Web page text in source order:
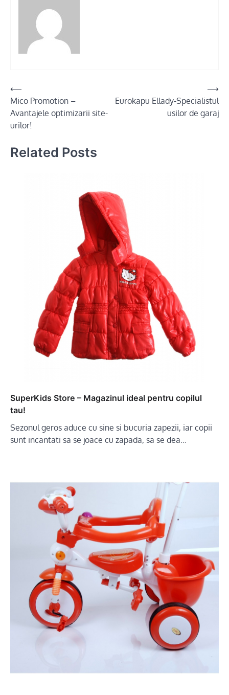
Post
navigation
⟵
Mico Promotion –
Avantajele optimizarii site-
urilor!
Eurokapu Ellady-Specialistul
usilor de garaj
⟶
Related Posts
SuperKids Store – Magazinul ideal pentru copilul
tau!
Sezonul geros aduce cu sine si bucuria zapezii, iar copii
sunt incantati sa se joace cu zapada, sa se dea…